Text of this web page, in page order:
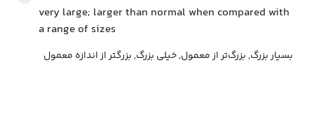
very large; larger than normal when compared with
a range of sizes
بسیار بزرگ, بزرگ‌تر از معمول, خیلی بزرگ, بزرگتر از اندازه معمول